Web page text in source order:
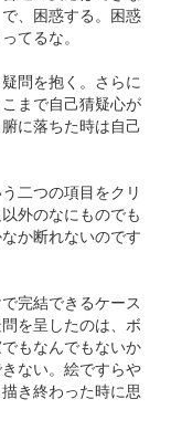
、困惑する。困惑
てるな。
問を抱く。さらに
まで自己猜疑心が
に落ちた時は自己
二つの項目をクリ
外のなにものでも
か断れないのです
完結できるケース
を呈したのは、ボ
もなんでもないか
ない。絵ですらや
き終わった時に思